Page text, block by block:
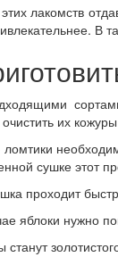
лакомств
В
их
сушке этот
проходит
яблоки нужно
станут